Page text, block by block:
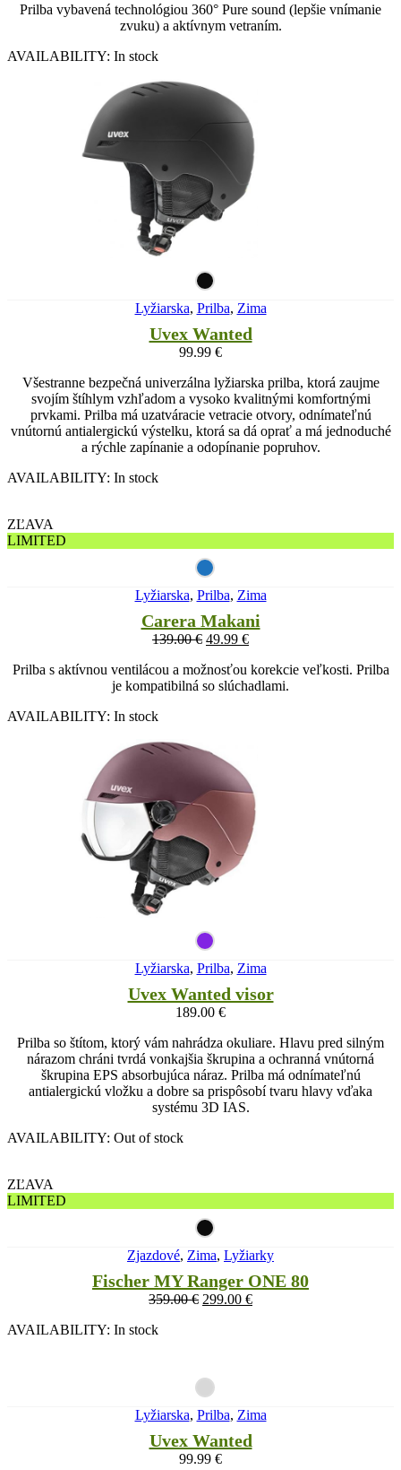
Prilba vybavená technológiou 360° Pure sound (lepšie vnímanie
zvuku) a aktívnym vetraním.
AVAILABILITY: In stock
Lyžiarska, Prilba, Zima
Uvex Wanted
99.99 €
Všestranne bezpečná univerzálna lyžiarska prilba, ktorá zaujme
svojím štíhlym vzhľadom a vysoko kvalitnými komfortnými
prvkami. Prilba má uzatváracie vetracie otvory, odnímateľnú
vnútornú antialergickú výstelku, ktorá sa dá oprať a má jednoduché
a rýchle zapínanie a odopínanie popruhov.
AVAILABILITY: In stock
ZĽAVA
LIMITED
Lyžiarska, Prilba, Zima
Carera Makani
139.00€ 49.99 €
Prilba s aktívnou ventilácou a možnosťou korekcie veľkosti. Prilba
je kompatibilná so slúchadlami.
AVAILABILITY: In stock
Lyžiarska, Prilba, Zima
Uvex Wanted visor
189.00 €
Prilba so štítom, ktorý vám nahrádza okuliare. Hlavu pred silným
nárazom chráni tvrdá vonkajšia škrupina a ochranná vnútorná
škrupina EPS absorbujúca náraz. Prilba má odnímateľnú
antialergickú vložku a dobre sa prispôsobí tvaru hlavy vďaka
systému 3D IAS.
AVAILABILITY: Out of stock
ZĽAVA
LIMITED
Zjazdové, Zima, Lyžiarky
Fischer MY Ranger ONE 80
359.00€ 299.00 €
AVAILABILITY: In stock
Lyžiarska, Prilba, Zima
Uvex Wanted
99.99 €